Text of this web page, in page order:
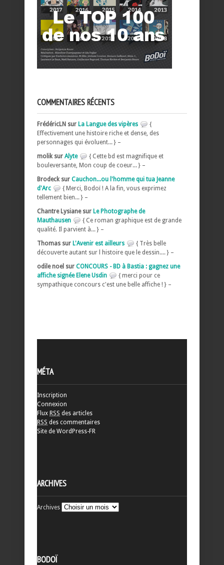
COMMENTAIRES RÉCENTS
FrédéricLN sur La Langue des vipères
{
Effectivement une histoire riche et dense, des
personnages qui évoluent... } –
molik sur Alyte
{ Cette bd est magnifique et
bouleversante, Mon coup de coeur... } –
Brodeck sur Cauchon...ou l'homme qui tua Jeanne
d'Arc
{ Merci, Bodoï ! A la fin, vous exprimez
tellement bien... } –
Chantre Lysiane sur Le Photographe de
Mauthausen
{ Ce roman graphique est de grande
qualité. Il parvient à... } –
Thomas sur L'Avenir est ailleurs
{ Très belle
découverte autant sur l histoire que le dessin.... } –
odile noel sur CONCOURS - BD à Bastia : gagnez une
affiche signée Elene Usdin
{ merci pour ce
sympathique concours c'est une belle affiche ! } –
MÉTA
Inscription
Connexion
Flux RSS des articles
RSS des commentaires
Site de WordPress-FR
ARCHIVES
Archives
BODOÏ